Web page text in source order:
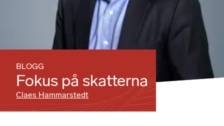
BLOGG
Fokus på skatterna
Claes Hammarstedt